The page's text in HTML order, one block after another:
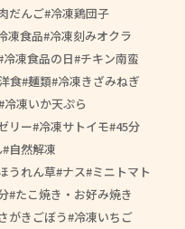
だんご 冷凍鶏団子
凍食品 冷凍刻みオクラ
冷凍食品の日 チキン南蛮
洋食 麺類 冷凍きざみねぎ
冷凍いか天ぷら
リー 冷凍サトイモ 45分
自然解凍
うれん草 ナス ミニトマト
たこ焼き・お好み焼き
がきごぼう 冷凍いちご